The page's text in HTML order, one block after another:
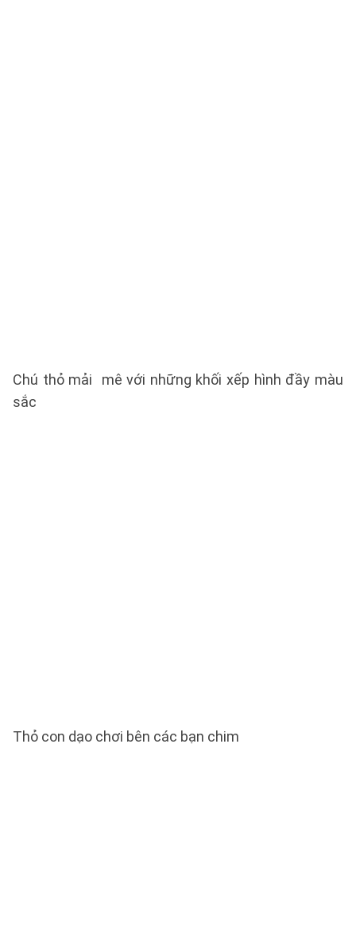
Chú thỏ mải mê với những khối xếp hình đầy màu
sắc
Thỏ con dạo chơi bên các bạn chim